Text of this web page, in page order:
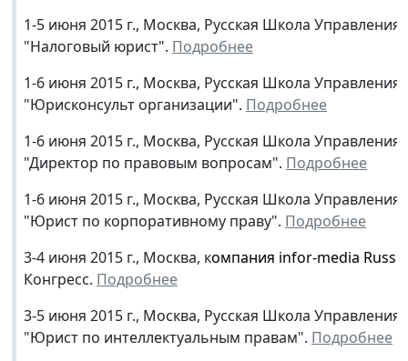
1-5 июня 2015 г., Москва, Русская Школа
"Налоговый юрист". Подробнее
1-6 июня 2015 г., Москва, Русская Школа
"Юрисконсульт организации". Подробнее
1-6 июня 2015 г., Москва, Русская Школа
"Директор по правовым вопросам". Подробнее
1-6 июня 2015 г., Москва, Русская Школа
"Юрист по корпоративному праву". Подробнее
3-4 июня 2015 г., Москва, компания infor-media
Конгресс. Подробнее
3-5 июня 2015 г., Москва, Русская Школа
"Юрист по интеллектуальным правам". Подробнее